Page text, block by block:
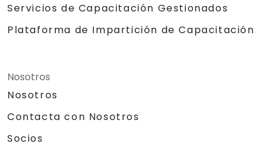
Servicios de Capacitación Gestionados
Plataforma de Impartición de Capacitación
Nosotros
Nosotros
Contacta con Nosotros
Socios